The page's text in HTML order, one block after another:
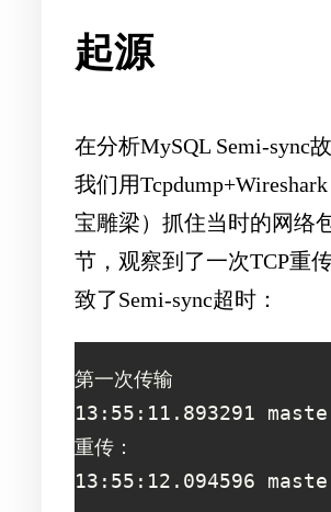
起源
在分析MySQL Semi-sync
我们用
宝雕梁）抓住当时的网络
节，观察到了一次TCP重
致了Semi-sync超时：
第一次传输
13:55:11.893291 master => slave
重传：